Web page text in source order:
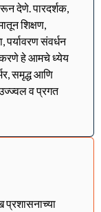
देणे. पारदर्शक,
शिक्षण,
पर्यावरण संवर्धन
करणे हे आमचे ध्येय
समृद्ध आणि
उज्ज्वल व प्रगत
प्रशासनाच्या